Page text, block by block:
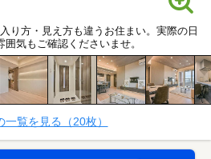
り方・見え方も違うお住まい。実際の日
囲気もご確認くださいませ。
一覧を見る（20枚）